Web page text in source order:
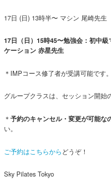
17日 (日) 13時半〜 マシン 尾崎先生
17日（日）15時45〜勉強会：初中
ケーション 赤星先生
＊IMPコース修了者が受講可能です。
グループクラスは、セッション開始
＊ 予約のキャンセル・変更が可能な
い。
ご予約はこちらから どうぞ！
Sky Pilates Tokyo